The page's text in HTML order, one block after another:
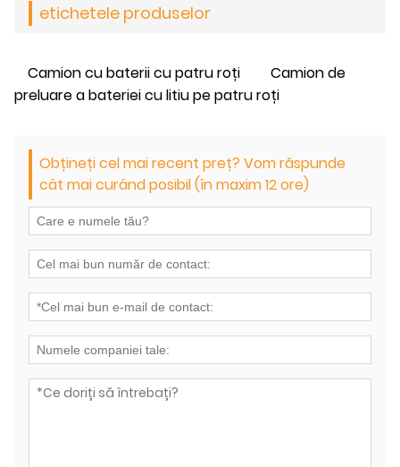
etichetele produselor
Camion cu baterii cu patru roți
Camion de
preluare a bateriei cu litiu pe patru roți
Obțineți cel mai recent preț? Vom răspunde
cât mai curând posibil (în maxim 12 ore)